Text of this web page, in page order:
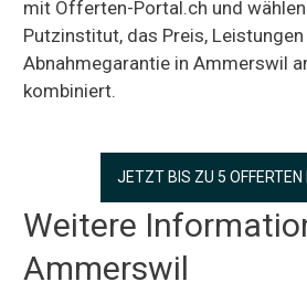
mit Offerten-Portal.ch und
Putzinstitut, das Preis, Leistungen
Abnahmegarantie in Ammerswil
kombiniert.
JETZT BIS ZU 5 OFFERTEN
Weitere
Ammerswil